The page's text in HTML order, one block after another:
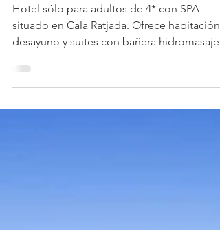
adultos
Hotel sólo para adultos de 4* con SPA
desayuno y suites con bañera hidromasaje.
Julio 2026 con media pensión. Fiestas del
Carmen.